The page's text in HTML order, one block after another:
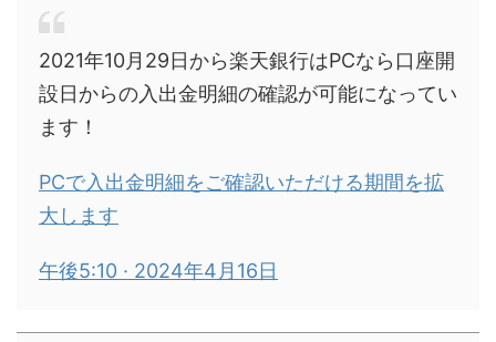
2021年10月29日から楽天銀行はPCなら口座開
設日からの入出金明細の確認が可能になってい
ます！
PCで入出金明細をご確認いただける期間を拡
大します
午後5:10 · 2024年4月16日